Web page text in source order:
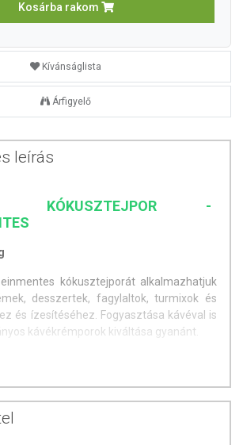
Kosárba rakom
Kívánságlista
Árfigyelő
leírás
KÓKUSZTEJPOR -
kókusztejporát alkalmazhatjuk
desszertek, fagylaltok, turmixok és
és ízesítéséhez. Fogyasztása kávéval is
kávékrémporok kiváltása gyanánt.